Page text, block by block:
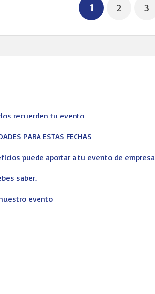
1 2 3
recuerden tu evento
PARA ESTAS FECHAS
puede aportar a tu evento de empresa
saber.
evento